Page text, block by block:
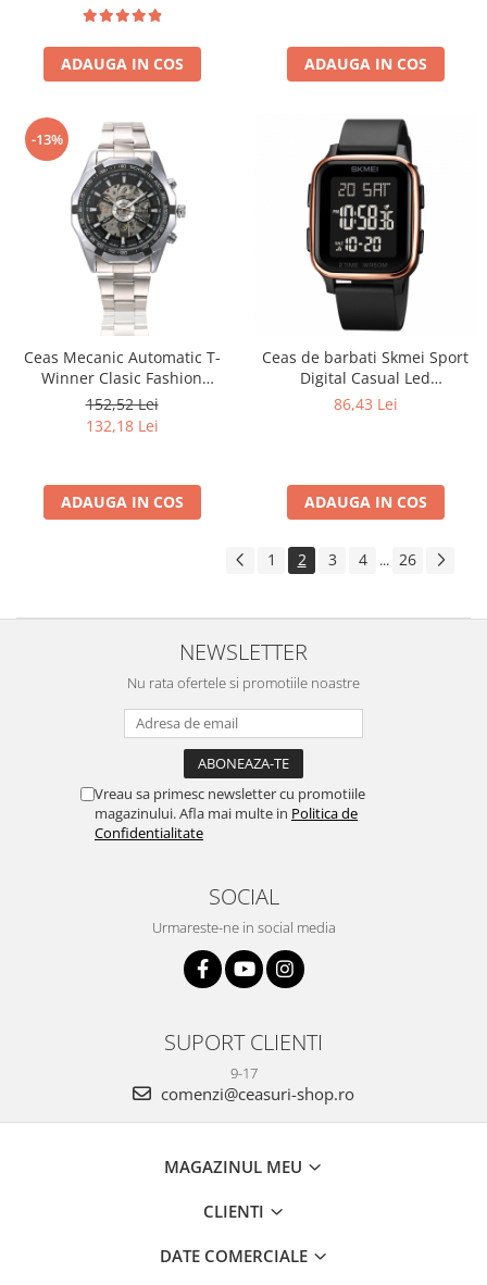
ADAUGA IN COS ADAUGA IN COS
-13%
Ceas Mecanic Automatic T-
Winner Clasic Fashion
Argintiu
152,52 Lei
132,18 Lei
ADAUGA IN COS
Ceas de barbati Skmei Sport
Digital Casual Led
Negru/Auriu
86,43 Lei
ADAUGA IN COS
1 2 3 4 ... 26
NEWSLETTER
Nu rata ofertele si promotiile noastre
Vreau sa primesc newsletter cu promotiile
magazinului. Afla mai multe in Politica de
Confidentialitate
SOCIAL
Urmareste-ne in social media
SUPORT CLIENTI
9-17
comenzi@ceasuri-shop.ro
MAGAZINUL MEU
CLIENTI
DATE COMERCIALE